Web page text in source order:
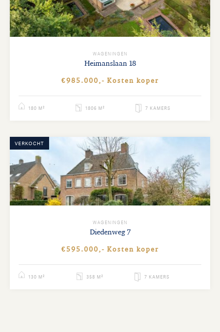
WAGENINGEN
Heimanslaan18
€985.000,- Kosten koper
180 M² 1806 M² 7 KAMERS
VERKOCHT
WAGENINGEN
Diedenweg7
€595.000,- Kosten koper
130 M² 358 M² 7 KAMERS